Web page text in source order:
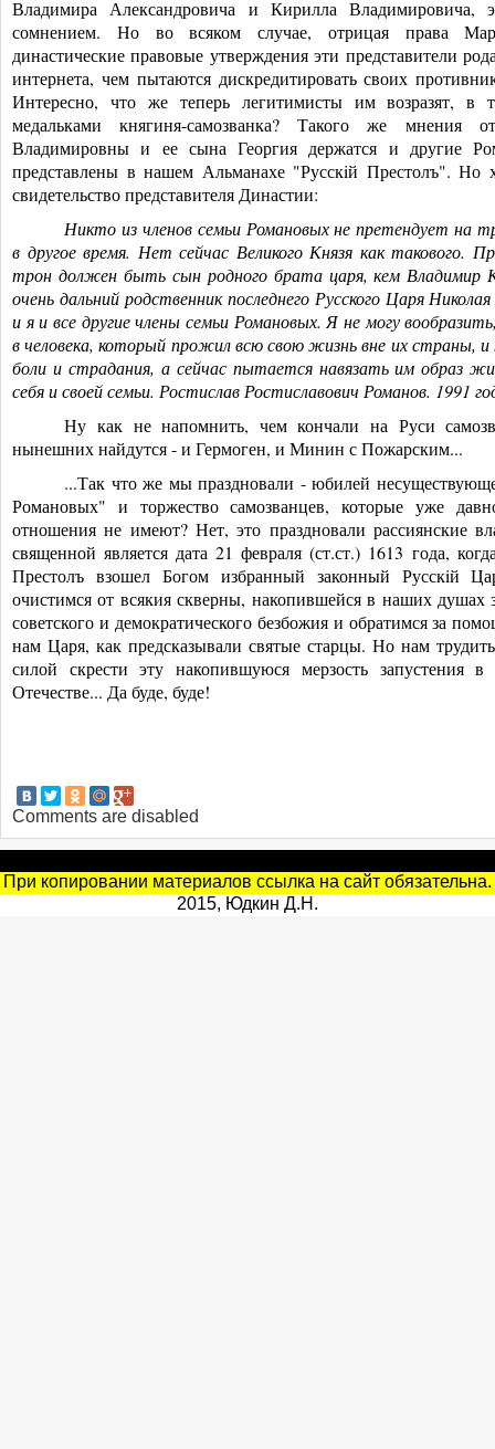
Владимира Александровича и Кирилла Владимировича,
сомнением. Но во всяком случае, отрицая права
династические правовые утверждения эти представители
интернета, чем пытаются дискредитировать своих
Интересно, что же теперь легитимисты им возразят, в
медальками княгиня-самозванка? Такого же мнения
Владимировны и ее сына Георгия держатся и другие
представлены в нашем Альманахе "Русскiй Престолъ". Но
свидетельство представителя Династии:
Никто из членов семьи Романовых не претендует
в другое время. Нет сейчас Великого Князя как такового.
трон должен быть сын родного брата царя, кем Владимир
очень дальний родственник последнего Русского Царя
и я и все другие члены семьи Романовых. Я не могу
в человека, который прожил всю свою жизнь вне их страны, и
боли и страдания, а сейчас пытается навязать им образ
себя и своей семьи. Ростислав Ростиславович Романов. 1991
Ну как не напомнить, чем кончали на Руси
нынешних найдутся - и Гермоген, и Минин с Пожарским...
...Так что же мы праздновали - юбилей
Романовых" и торжество самозванцев, которые уже
отношения не имеют? Нет, это праздновали рассиянские
священной является дата 21 февраля (ст.ст.) 1613 года,
Престолъ взошел Богом избранный законный Русскiй
очистимся от всякия скверны, накопившейся в наших душах
советского и демократического безбожия и обратимся за
нам Царя, как предсказывали святые старцы. Но нам
силой скрести эту накопившуюся мерзость
Отечестве... Да буде, буде!
Comments are disabled
При копировании материалов ссылка на сайт обязательна.
2015, Юдкин Д.Н.